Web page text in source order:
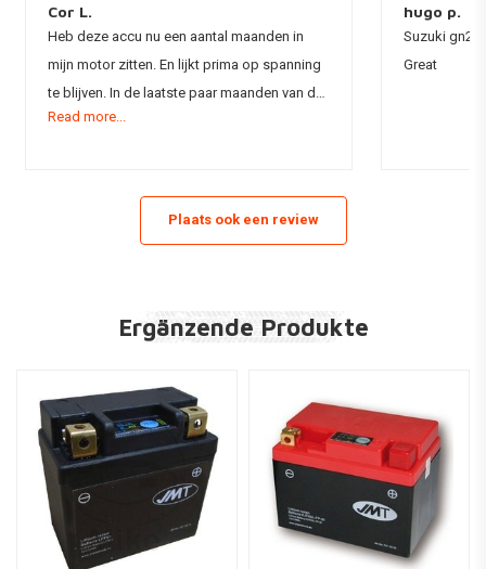
Cor L.
Heb deze accu nu een aantal maanden in
mijn motor zitten. En lijkt prima op spanning
te blijven. In de laatste paar maanden van de
winter ook totaal geen problemen mee
Read more...
hugo p.
Suzuki
Great
Plaats ook een review
Ergänzende Produkte